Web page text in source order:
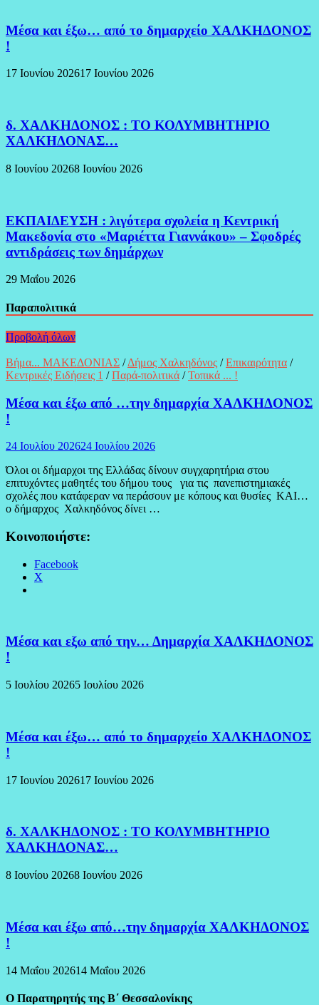
Μέσα και έξω… από το δημαρχείο ΧΑΛΚΗΔΟΝΟΣ
!
17 Ιουνίου 202617 Ιουνίου 2026
δ. ΧΑΛΚΗΔΟΝΟΣ : ΤΟ ΚΟΛΥΜΒΗΤΗΡΙΟ
ΧΑΛΚΗΔΟΝΑΣ…
8 Ιουνίου 20268 Ιουνίου 2026
ΕΚΠΑΙΔΕΥΣΗ : λιγότερα σχολεία η Κεντρική
Μακεδονία στο «Μαριέττα Γιαννάκου» – Σφοδρές
αντιδράσεις των δημάρχων
29 Μαΐου 2026
Παραπολιτικά
Προβολή όλων
Βήμα... ΜΑΚΕΔΟΝΙΑΣ /Δήμος Χαλκηδόνος /Επικαιρότητα /
Κεντρικές Ειδήσεις 1 /Παρά-πολιτικά /Τοπικά ... !
Μέσα και έξω από …την δημαρχία ΧΑΛΚΗΔΟΝΟΣ
!
24 Ιουλίου 202624 Ιουλίου 2026
Όλοι οι δήμαρχοι της Ελλάδας δίνουν συγχαρητήρια στου
επιτυχόντες μαθητές του δήμου τους για τις πανεπιστημιακές
σχολές που κατάφεραν να περάσουν με κόπους και θυσίες ΚΑΙ…
ο δήμαρχος Χαλκηδόνος δίνει …
Κοινοποιήστε:
Facebook
X
Μέσα και εξω από την… Δημαρχία ΧΑΛΚΗΔΟΝΟΣ
!
5 Ιουλίου 20265 Ιουλίου 2026
Μέσα και έξω… από το δημαρχείο ΧΑΛΚΗΔΟΝΟΣ
!
17 Ιουνίου 202617 Ιουνίου 2026
δ. ΧΑΛΚΗΔΟΝΟΣ : ΤΟ ΚΟΛΥΜΒΗΤΗΡΙΟ
ΧΑΛΚΗΔΟΝΑΣ…
8 Ιουνίου 20268 Ιουνίου 2026
Μέσα και έξω από…την δημαρχία ΧΑΛΚΗΔΟΝΟΣ
!
14 Μαΐου 202614 Μαΐου 2026
Ο Παρατηρητής της Β΄ Θεσσαλονίκης